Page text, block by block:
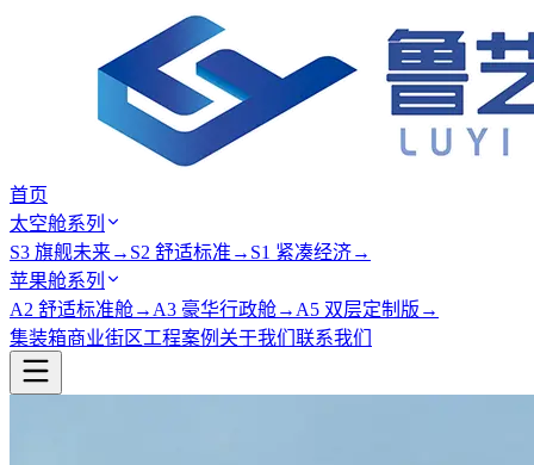
首页
太空舱系列
S3 旗舰未来→ S2 舒适标准 → S1 紧凑经济→
苹果舱系列
A2 舒适标准舱→ A3 豪华行政舱→ A5 双层定制版 →
集装箱商业街区工程案例 关于我们 联系我们